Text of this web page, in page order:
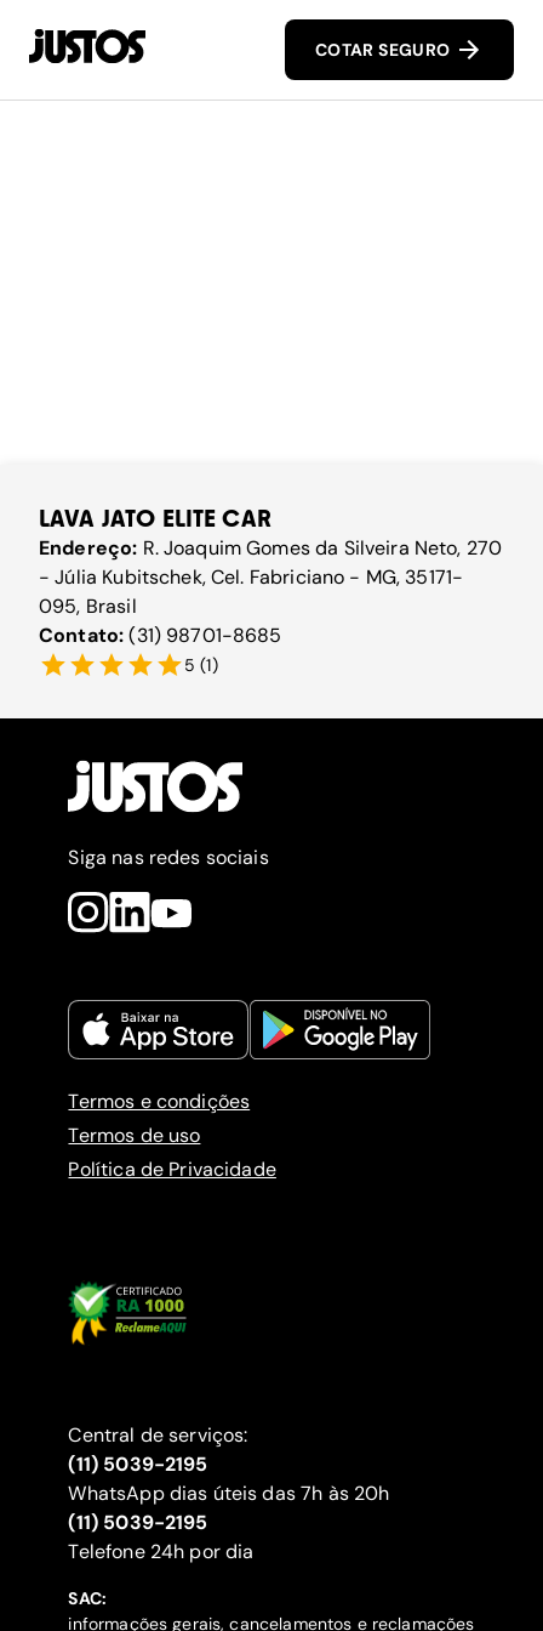
COTAR SEGURO
LAVA JATO ELITE CAR
Endereço: R. Joaquim Gomes da Silveira Neto, 270
- Júlia Kubitschek, Cel. Fabriciano - MG, 35171-
095, Brasil
Contato:(31) 98701-8685
5 (1)
Siga nas redes sociais
Termos e condições
Termos de uso
Política de Privacidade
Central de serviços:
(11) 5039-2195
WhatsApp dias úteis das 7h às 20h
(11) 5039-2195
‍Telefone 24h por dia
SAC:
informações gerais, cancelamentos e reclamações